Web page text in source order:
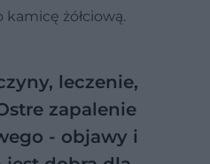
żółciową.
leczenie,
zapalenie
- objawy i